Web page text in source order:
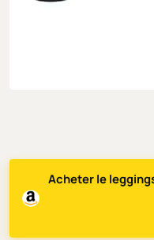
Acheter le